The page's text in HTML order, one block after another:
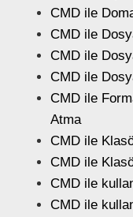
CMD ile
CMD ile
CMD ile
CMD ile
CMD ile
Atma
CMD ile
CMD ile
CMD ile
CMD ile